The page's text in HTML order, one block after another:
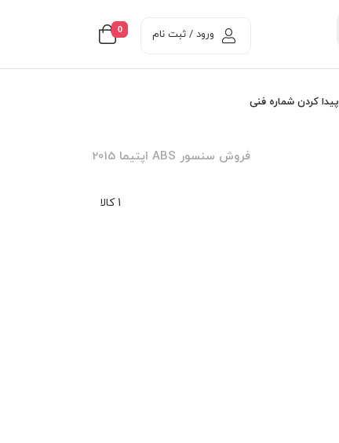
0 ورود / ثبت نام
پیدا کردن شماره فنی
فروش سنسور ABS اپتيما 2015
1 کالا